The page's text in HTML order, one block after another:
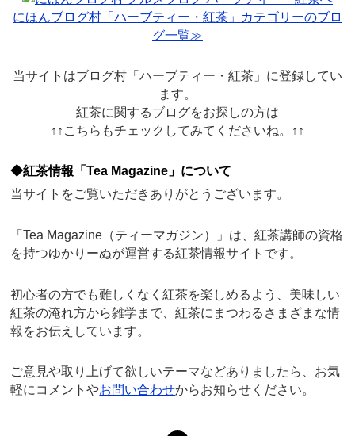
にほんブログ村「ハーブティー・紅茶」カテゴリーのブロ
グ一覧≫
当サイトはブログ村「ハーブティー・紅茶」に登録してい
ます。
紅茶に関するブログをお探しの方は
↑↑こちらもチェックしてみてくださいね。↑↑
◆紅茶情報「Tea Magazine」について
当サイトをご覧いただきありがとうございます。
「Tea Magazine（ティーマガジン）」は、紅茶講師の資格
を持つゆかりーぬが運営する紅茶情報サイトです。
初心者の方でも難しくなく紅茶を楽しめるよう、美味しい
紅茶の淹れ方から雑学まで、紅茶にまつわるさまざまな情
報をお伝えしています。
ご意見や取り上げて欲しいテーマなどありましたら、お気
軽にコメントやお問い合わせからお知らせください。